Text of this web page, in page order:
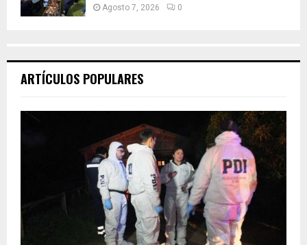
Agosto 7, 2026 0
ARTÍCULOS POPULARES